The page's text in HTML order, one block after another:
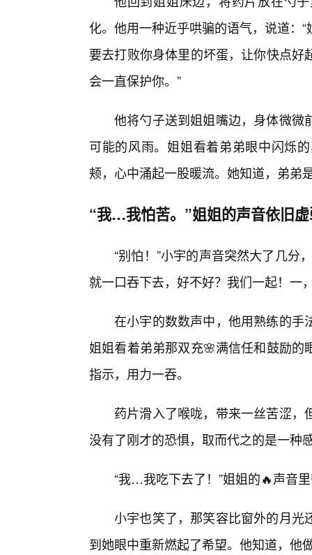
化。他用一种近乎哄骗的语气，说道：
要去打败你身体里的坏蛋，让你快点
会一直保护你。”
他将勺子送到姐姐嘴边，身体微微
可能的风雨。姐姐看着弟弟眼中闪烁
颊，心中涌起一股暖流。她知道，弟弟
“我…我怕苦。”姐姐的声音依旧
“别怕！”小宇的声音突然大了几分
就一口吞下去，好不好？我们一起！一
在小宇的数数声中，他用熟练的手
姐姐看着弟弟那双充🌸满信任和鼓励
指示，用力一吞。
药片滑入了喉咙，带来一丝苦涩
没有了刚才的恐惧，取而代之的是一种
“我…我吃下去了！”姐姐的🔥声音
小宇也笑了，那笑容比窗外的月光
到她眼中重新燃起了希望。他知道，他